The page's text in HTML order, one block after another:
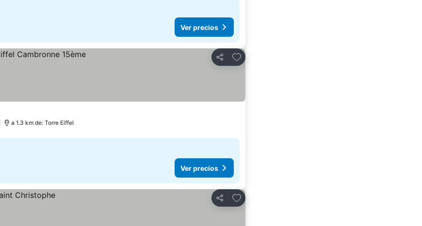
Ver precios
Compartir
Agregar a favoritos
a 1.3 km de: Torre Eiffel
Ver precios
Compartir
Agregar a favoritos